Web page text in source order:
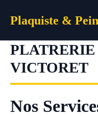
Plaquiste &
VICTORET
Nos